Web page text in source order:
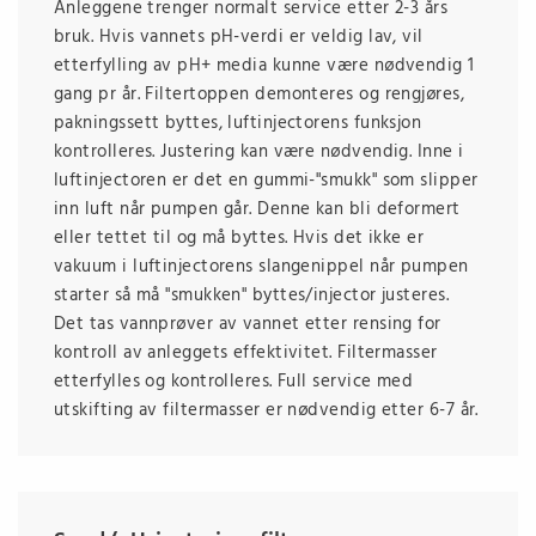
Anleggene trenger normalt service etter 2-3 års
bruk. Hvis vannets pH-verdi er veldig lav, vil
etterfylling av pH+ media kunne være nødvendig 1
gang pr år. Filtertoppen demonteres og rengjøres,
pakningssett byttes, luftinjectorens funksjon
kontrolleres. Justering kan være nødvendig. Inne i
luftinjectoren er det en gummi-"smukk" som slipper
inn luft når pumpen går. Denne kan bli deformert
eller tettet til og må byttes. Hvis det ikke er
vakuum i luftinjectorens slangenippel når pumpen
starter så må "smukken" byttes/injector justeres.
Det tas vannprøver av vannet etter rensing for
kontroll av anleggets effektivitet. Filtermasser
etterfylles og kontrolleres. Full service med
utskifting av filtermasser er nødvendig etter 6-7 år.